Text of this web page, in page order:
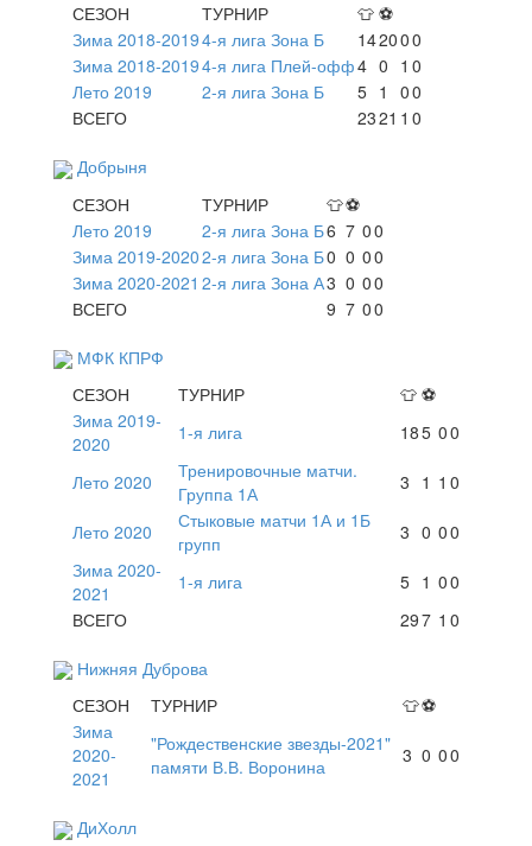
СЕЗОН
ТУРНИР 👕 ⚽
Зима 2018-20194-я лига Зона Б 142000
Зима 2018-20194-я лига Плей-офф4 0 1 0
Лето 2019
2-я лига Зона Б 5 1 00
ВСЕГО
2321 1 0
Добрыня
СЕЗОН
ТУРНИР 👕⚽
Лето 2019
2-я лига Зона Б6 7 00
Зима 2019-20202-я лига Зона Б0 0 00
Зима 2020-2021 2-я лига Зона А3 0 00
ВСЕГО
9 7 00
МФК КПРФ
СЕЗОН
ТУРНИР 👕 ⚽
Зима 2019-
2020
1-я лига 185 00
Лето 2020
Тренировочные матчи.
Группа 1А
3 1 1 0
Лето 2020
Стыковые матчи 1А и 1Б
групп
3 0 00
Зима 2020-
2021
1-я лига 5 1 00
ВСЕГО
297 1 0
Нижняя Дуброва
СЕЗОН
ТУРНИР 👕⚽
Зима
2020-
2021
"Рождественские звезды-2021"
памяти В.В. Воронина
3 0 00
ДиХолл